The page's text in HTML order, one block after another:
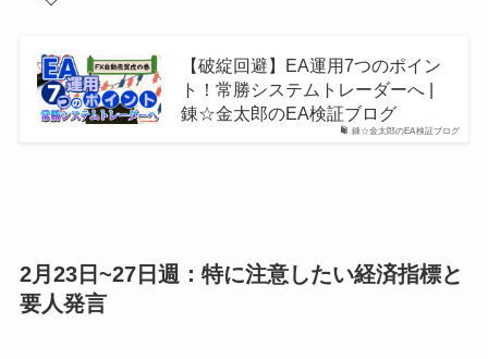
錬☆金太郎のEA検証ブログ
【破綻回避】EA運用7つのポイン
ト！常勝システムトレーダーへ |
錬☆金太郎のEA検証ブログ
2月23日~27日週：特に注意したい経済指標と
要人発言